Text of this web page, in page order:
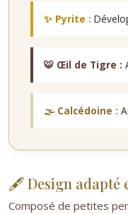
✨ Pyrite :
🐯 Œil de Tigre :
🌫️ Calcédoine :
🖋️ Design adapté
Composé de petites